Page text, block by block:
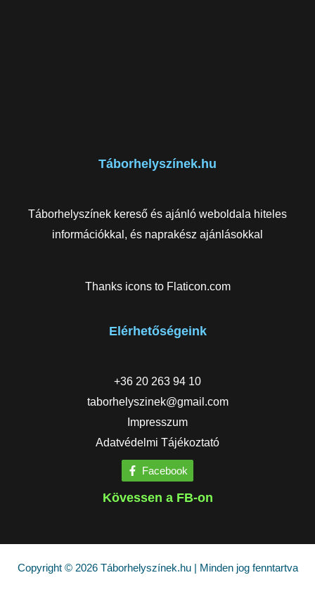
Táborhelyszínek.hu
Táborhelyszínek kereső és ajánló weboldala hiteles
információkkal, és naprakész ajánlásokkal
Thanks icons to Flaticon.com
Elérhetőségeink
+36 20 263 94 10
taborhelyszinek@gmail.com
Impresszum
Adatvédelmi Tájékoztató
Facebook
Kövessen a FB-on
Copyright © 2026 Táborhelyszínek.hu | Minden jog fenntartva